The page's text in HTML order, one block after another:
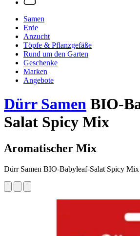
Samen
Erde
Anzucht
Töpfe & Pflanzgefäße
Rund um den Garten
Geschenke
Marken
Angebote
Dürr Samen BIO-
Salat Spicy Mix
Aromatischer Mix
Dürr Samen BIO-Babyleaf-Salat Spicy Mix